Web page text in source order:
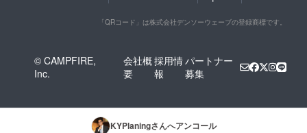
「QRコード」は株式会社デンソーウェーブの登録商標です。
© CAMPFIRE,
Inc.
会社概
要
採用情
報
パートナー
募集
KYPlaningさんへアンコール